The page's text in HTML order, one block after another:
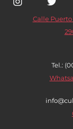
Calle Puerto
Tel.: